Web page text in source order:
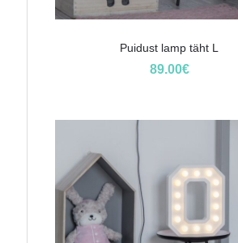
Puidust lamp täht L
89.00€